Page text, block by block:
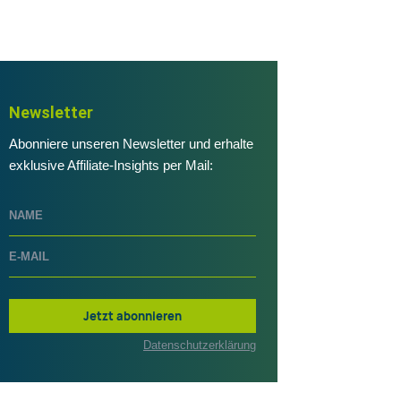
Newsletter
Abonniere unseren Newsletter und erhalte
exklusive Affiliate-Insights per Mail:
Jetzt abonnieren
Datenschutzerklärung